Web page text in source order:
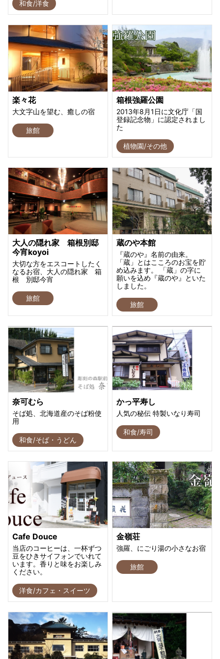
和食/洋食
楽々花
大文字山を望む、癒しの宿
旅館
箱根強羅公園
2013年8月1日に文化庁「国
登録記念物」に認定されまし
た
植物園/その他
大人の隠れ家 箱根別邸
今宵koyoi
大切な方をエスコートしたく
なるお宿、大人の隠れ家 箱
根 別邸今宵
旅館
蔵のや本館
『蔵のや』名前の由来。
「蔵」とはこころのお宝を貯
め込みます。 「蔵」の字に
願いを込め『蔵のや』といた
しました。
旅館
奈可むら
そば処、北海道産のそば粉使
用
和食/そば・うどん
かっ平寿し
人気の秘伝 特製いなり寿司
和食/寿司
Cafe Douce
当店のコーヒーは、一杯ずつ
豆をひきサイフォンでいれて
います。香りと味をお楽しみ
ください。
洋食/カフェ・スイーツ
金嶺荘
強羅、にごり湯の小さなお宿
旅館